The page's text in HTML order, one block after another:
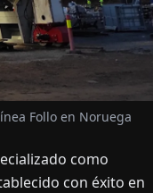
Follo en Noruega
como
con éxito en